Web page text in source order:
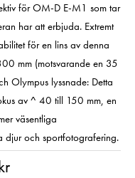
för OM-D E-M1 som tar
har att erbjuda. Extremt
för en lins av denna
mm (motsvarande en 35
Olympus lyssnade: Detta
av ^ 40 till 150 mm, en
väsentliga
djur och sportfotografering.